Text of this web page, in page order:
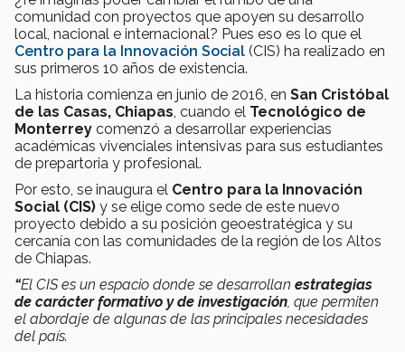
comunidad con proyectos que apoyen su desarrollo
local, nacional e internacional? Pues eso es lo que el
Centro para la Innovación Social (CIS) ha realizado en
sus primeros 10 años de existencia.
La historia comienza en junio de 2016, en San Cristóbal
de las Casas, Chiapas , cuando el Tecnológico de
Monterrey comenzó a desarrollar experiencias
académicas vivenciales intensivas para sus estudiantes
de prepartoria y profesional.
Por esto, se inaugura el Centro para la Innovación
Social (CIS) y se elige como sede de este nuevo
proyecto debido a su posición geoestratégica y su
cercanía con las comunidades de la región de los Altos
de Chiapas.
“El CIS es un espacio donde se desarrollan estrategias
de carácter formativo y de investigación , que permiten
el abordaje de algunas de las principales necesidades
del país.